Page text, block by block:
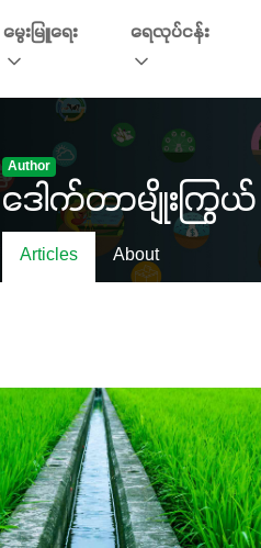
မွေးမြူရေး ရေလုပ်ငန်း
Author
ဒေါက်တာမျိုးကြွယ်
Articles About